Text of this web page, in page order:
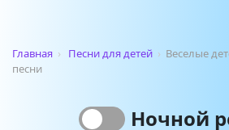
Главная › Песни для детей › Веселые
песни
Ночной